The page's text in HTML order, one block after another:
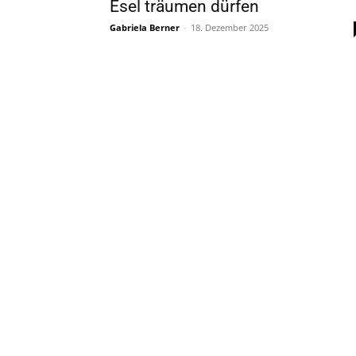
Esel träumen dürfen
Gabriela Berner - 18. Dezember 2025